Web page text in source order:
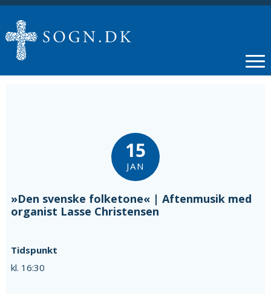
15
JAN
»Den svenske folketone« | Aftenmusik med
organist Lasse Christensen
Tidspunkt
kl. 16:30